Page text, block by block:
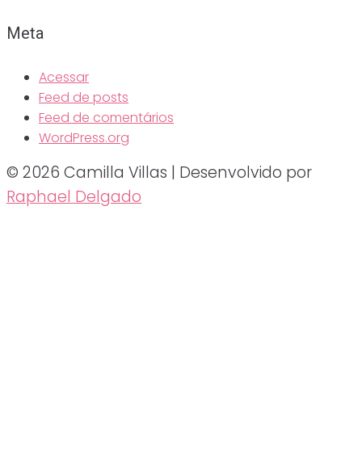
Meta
Acessar
Feed de posts
Feed de comentários
WordPress.org
© 2026 Camilla Villas | Desenvolvido por
Raphael Delgado